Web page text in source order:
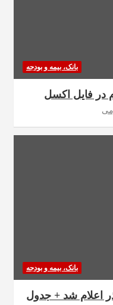
بانک، بیمه و بودجه
در فایل اکسل
بانک، بیمه و بودجه